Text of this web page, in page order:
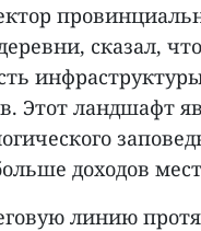
сказал,
Этот ландшафт
доходов
линию